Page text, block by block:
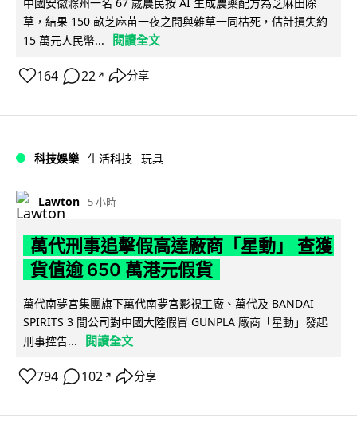
草，結果 150 畝芝麻苗一夜之間與雜草一同枯死，估計損失約
15 萬元人民幣...
閱讀全文
164 22 ↗ 分享
科技娛樂 生活科技 玩具
Lawton 5 小時
萬代刑事追擊假高達廠商「星動」 查獲
貨值逾 650 萬港元假貨
萬代南夢宮集團旗下萬代南夢宮影視工廠、萬代及 BANDAI
SPIRITS 3 間公司對中國大陸假冒 GUNPLA 廠商「星動」發起
刑事控告...
閱讀全文
794 102 ↗ 分享